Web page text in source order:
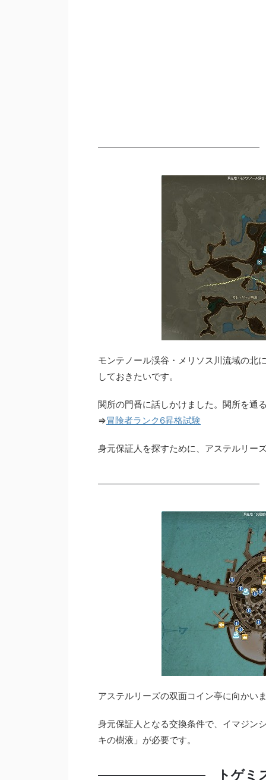
モンテノール渓谷・メリソス川流域の北
しておきたいです。
関所の門番に話しかけました。関所を通
⇒冒険者ランク6昇格試験
身元保証人を探すために、アステルリー
アステルリーズの双面コイン亭に向かい
身元保証人となる交換条件で、イマジン
キの樹液」が必要です。
トゲミ